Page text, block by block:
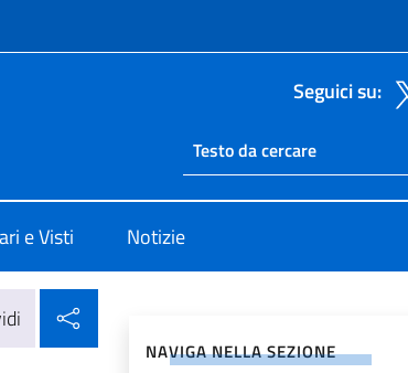
Seguici su:
Ricerca
Cerca nel sito
e Visti Notizie
NAVIGA NELLA SEZIONE